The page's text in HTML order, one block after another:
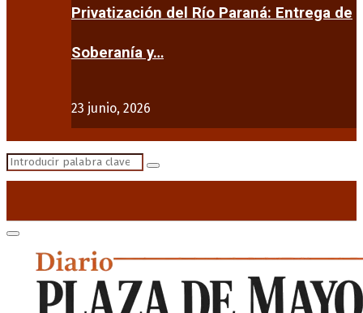
Privatización del Río Paraná: Entrega de
Soberanía y…
23 junio, 2026
Search
Search
Primary
Menu